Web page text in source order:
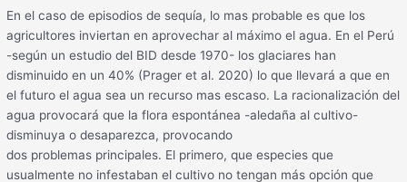
En el caso de episodios de sequía, lo mas probable es que los
agricultores inviertan en aprovechar al máximo el agua. En el Perú
-según un estudio del BID desde 1970- los glaciares han
disminuido en un 40% (Prager et al. 2020) lo que llevará a que en
el futuro el agua sea un recurso mas escaso. La racionalización del
agua provocará que la flora espontánea -aledaña al cultivo-
disminuya o desaparezca, provocando
dos problemas principales. El primero, que especies que
usualmente no infestaban el cultivo no tengan más opción que